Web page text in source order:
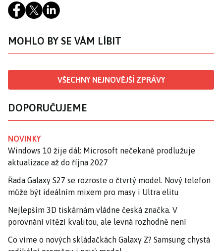
MOHLO BY SE VÁM LÍBIT
VŠECHNY NEJNOVĚJŠÍ ZPRÁVY
DOPORUČUJEME
NOVINKY
Windows 10 žije dál: Microsoft nečekaně prodlužuje
aktualizace až do října 2027
Řada Galaxy S27 se rozroste o čtvrtý model. Nový telefon
může být ideálním mixem pro masy i Ultra elitu
Nejlepším 3D tiskárnám vládne česká značka. V
porovnání vítězí kvalitou, ale levná rozhodně není
Co víme o nových skládačkách Galaxy Z? Samsung chystá